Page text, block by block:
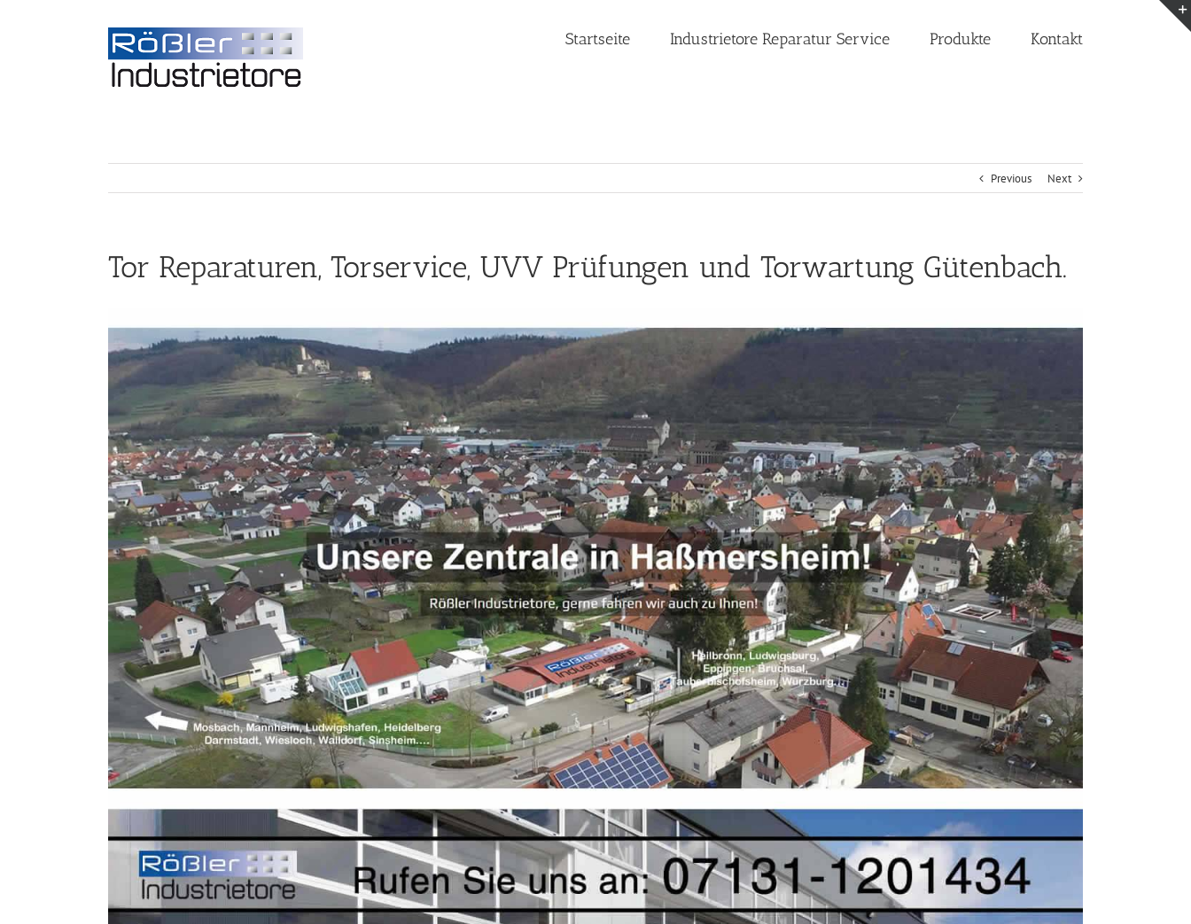
Startseite Industrietore Reparatur Service Produkte Kontakt
Previous Next
Tor Reparaturen, Torservice, UVV Prüfungen und Torwartung Gütenbach.